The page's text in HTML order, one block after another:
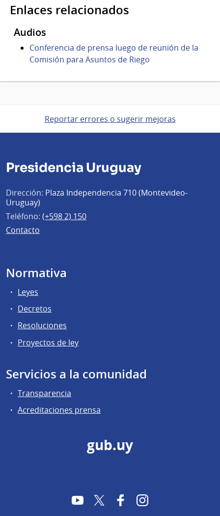
Enlaces relacionados
Audios
Conferencia de prensa luego de reunión de la
Comisión para Asuntos de Riego
Reportar errores o sugerir mejoras
Presidencia Uruguay
Dirección: Plaza Independencia 710 (Montevideo-
Uruguay)
Teléfono: (+598 2) 150
Contacto
Normativa
Leyes
Decretos
Resoluciones
Proyectos de ley
Servicios a la comunidad
Transparencia
Acreditaciones prensa
gub.uy
YouTubeTwitter FacebookInstagram